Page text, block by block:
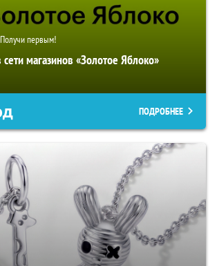
Получи первым!
магазинов «Золотое Яблоко»
ПОДРОБНЕЕ